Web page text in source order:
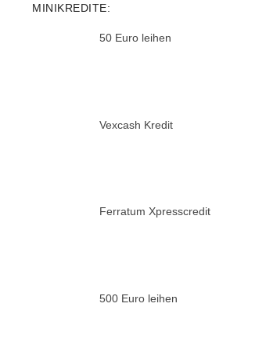
MINIKREDITE:
50 Euro leihen
Vexcash Kredit
Ferratum Xpresscredit
500 Euro leihen